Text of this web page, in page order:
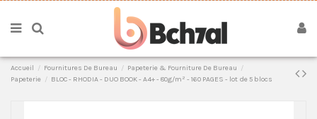
Accueil Fournitures De Bureau
Papeterie & Fourniture De Bureau
Papeterie
BLOC - RHODIA - DUO BOOK - A4+ - 80g/m² - 160 PAGES - lot de 5 blocs